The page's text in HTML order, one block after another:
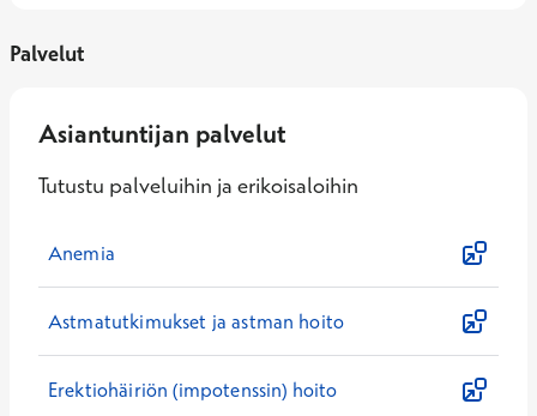
Palvelut
Asiantuntijan palvelut
Tutustu palveluihin ja erikoisaloihin
Anemia
Astmatutkimukset ja astman hoito
Erektiohäiriön (impotenssin) hoito